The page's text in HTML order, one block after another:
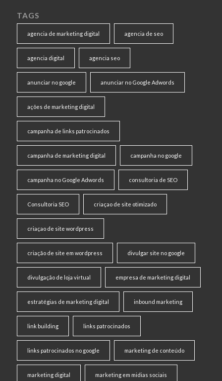
TAGS
agencia de marketing digital agencia de seo
agencia digital agencia seo
anunciar no google anunciar no Google Adwords
ações de marketing digital
campanha de links patrocinados
campanha de marketing digital campanha no google
campanha no Google Adwords consultoria de SEO
Consultoria SEO criaçao de site otimizado
criaçao de site wordpress
criação de site em wordpress divulgar site no google
divulgação de loja virtual empresa de marketing digital
estratégias de marketing digital inbound marketing
link building links patrocinados
links patrocinados no google marketing de conteúdo
marketing digital marketing em midias sociais